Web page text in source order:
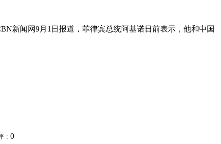
新闻网9月1日报道，菲律宾总统阿基诺日前表示，他和中国
： 0